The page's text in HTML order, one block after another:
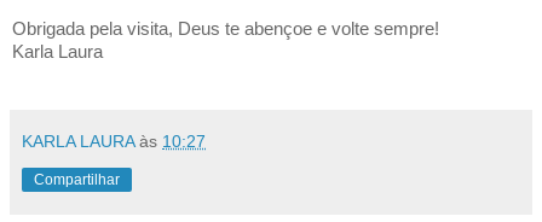
Obrigada pela visita, Deus te abençoe e volte sempre!
Karla Laura
KARLA LAURA às 10:27
Compartilhar